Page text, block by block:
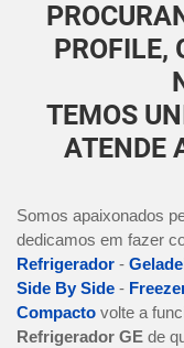
PROFILE,
TEMOS
ATENDE
Somos apaixonados
dedicamos em fazer
Refrigerador -
Side By Side -
Compacto volte a
Refrigerador GE de